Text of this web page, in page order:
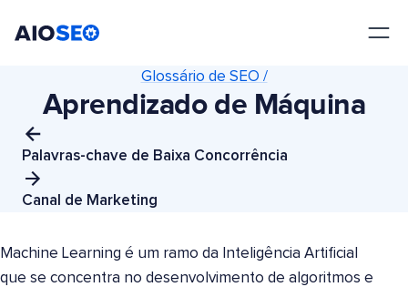
Palavras-chave de Baixa Concorrência
Glossário de SEO /
Aprendizado de Máquina
Canal de Marketing
Machine Learning é um ramo da Inteligência Artificial
que se concentra no desenvolvimento de algoritmos e